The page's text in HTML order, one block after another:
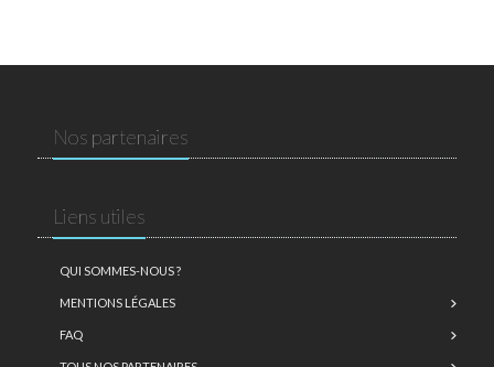
Nos partenaires
Liens utiles
QUI SOMMES-NOUS ?
MENTIONS LÉGALES
FAQ